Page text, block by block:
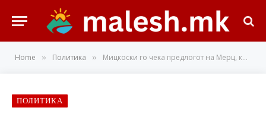
Home » Политика » Мицкоски го чека предлогот на Мерц, како Македонија постепено би влегла во ЕУ
ПОЛИТИКА